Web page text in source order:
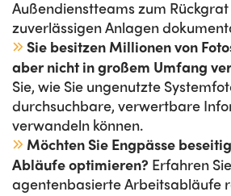
Außendienstteams zum
zuverlässigen Anlagen
Sie besitzen Millionen von
aber nicht in großem Umfang
Sie, wie Sie ungenutzte
durchsuchbare, verwertbare
verwandeln können.
Möchten Sie Engpässe
Abläufe optimieren? Erfahren
agentenbasierte Arbeitsabläufe